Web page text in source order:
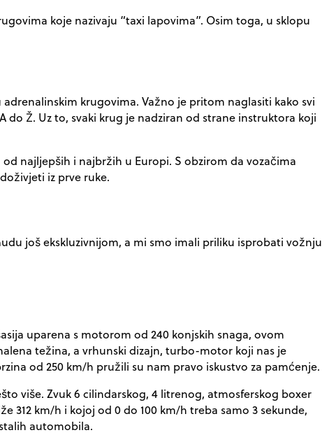
koje nazivaju “taxi lapovima”. Osim toga, u sklopu
krugovima. Važno je pritom naglasiti kako svi
Ž. Uz to, svaki krug je nadziran od strane instruktora koji
najljepših i najbržih u Europi. S obzirom da vozačima
iz prve ruke.
još ekskluzivnijom, a mi smo imali priliku isprobati vožnju
uparena s motorom od 240 konjskih snaga, ovom
težina, a vrhunski dizajn, turbo-motor koji nas je
od 250 km/h pružili su nam pravo iskustvo za pamćenje.
više. Zvuk 6 cilindarskog, 4 litrenog, atmosferskog boxer
312 km/h i kojoj od 0 do 100 km/h treba samo 3 sekunde,
automobila.